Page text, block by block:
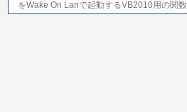
をWake On Lanで起動するVB2010用の関数